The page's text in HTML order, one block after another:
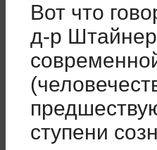
Вот что
д-р
ступени